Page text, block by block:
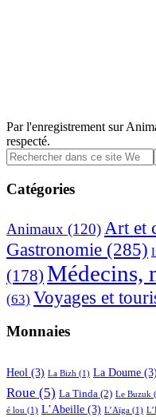
Par l'enregistrement sur
respecté.
Barre
latérale
principale
Rechercher
dans
ce
site
Catégories
Animaux (120) Art et
Gastronomie (285)
(178) Médecins,
(63) Voyages et
Monnaies
Heol (3) La Bizh (1) La Doume (3)
Roue (5) La Tinda (2) Le Buzuk
é lou (1) L’Abeille (3) L’Aïga (1)